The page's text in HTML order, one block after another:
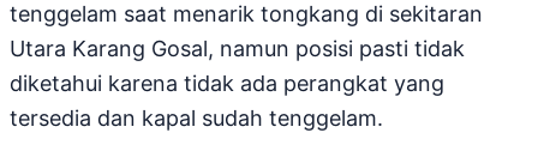
tenggelam saat menarik tongkang di sekitaran
Utara Karang Gosal, namun posisi pasti tidak
diketahui karena tidak ada perangkat yang
tersedia dan kapal sudah tenggelam.